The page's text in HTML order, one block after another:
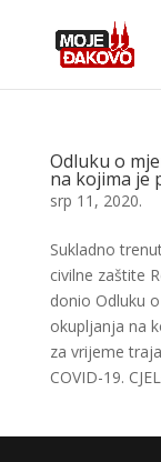
Odluku o
na kojima je
srp 11, 2020.
Sukladno
civilne zaštite
donio Odluku
okupljanja na
za vrijeme
COVID-19.